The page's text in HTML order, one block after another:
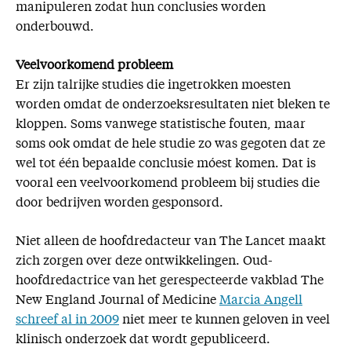
manipuleren zodat hun conclusies worden
onderbouwd.
Veelvoorkomend probleem
Er zijn talrijke studies die ingetrokken moesten
worden omdat de onderzoeksresultaten niet bleken te
kloppen. Soms vanwege statistische fouten, maar
soms ook omdat de hele studie zo was gegoten dat ze
wel tot één bepaalde conclusie móest komen. Dat is
vooral een veelvoorkomend probleem bij studies die
door bedrijven worden gesponsord.
Niet alleen de hoofdredacteur van The Lancet maakt
zich zorgen over deze ontwikkelingen. Oud-
hoofdredactrice van het gerespecteerde vakblad The
New England Journal of Medicine Marcia Angell
schreef al in 2009 niet meer te kunnen geloven in veel
klinisch onderzoek dat wordt gepubliceerd.